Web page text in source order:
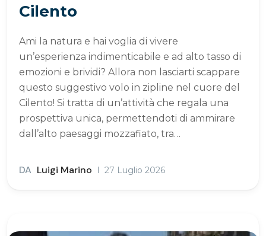
Cilento
Ami la natura e hai voglia di vivere
un’esperienza indimenticabile e ad alto tasso di
emozioni e brividi? Allora non lasciarti scappare
questo suggestivo volo in zipline nel cuore del
Cilento! Si tratta di un’attività che regala una
prospettiva unica, permettendoti di ammirare
dall’alto paesaggi mozzafiato, tra…
DA Luigi Marino 27 Luglio 2026